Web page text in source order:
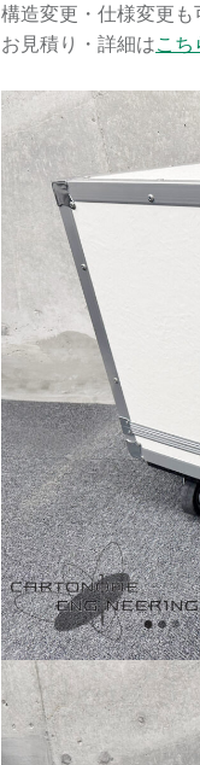
構造変更・仕様変更も
お見積り・詳細はこち